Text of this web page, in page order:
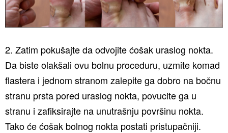
2. Zatim pokušajte da odvojite ćošak uraslog nokta.
Da biste olakšali ovu bolnu proceduru, uzmite komad
flastera i jednom stranom zalepite ga dobro na bočnu
stranu prsta pored uraslog nokta, povucite ga u
stranu i zafiksirajte na unutrašnju površinu nokta.
Tako će ćošak bolnog nokta postati pristupačniji.